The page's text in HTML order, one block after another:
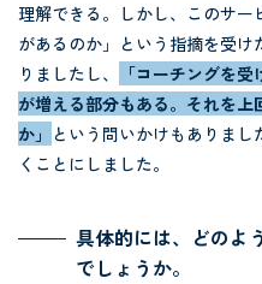
理解できる。しかし、このサ
があるのか」という指摘を受
りましたし、
「コーチングを
が増える部分もある。それを
か」 という問いかけもありま
くことにしました。
具体的には、どのよ
でしょうか。